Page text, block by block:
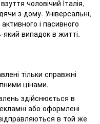
чоловічий Італія,
з дому. Універсальні,
і пасивного
який випадок в житті.
тільки справжні
цінами.
здійснюється в
або оформлені
в той же